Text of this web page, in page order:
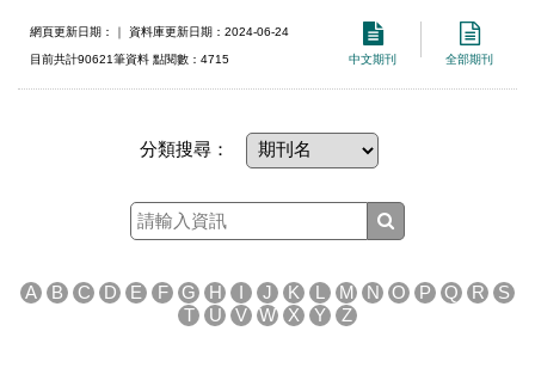
中文期刊 全部期刊
網頁更新日期： ｜ 資料庫更新日期：2024-06-24
目前共計90621筆資料 點閱數：4715
分類搜尋：
A B C D E F G H I J K L M N O P Q R
S
T
U V W X Y Z